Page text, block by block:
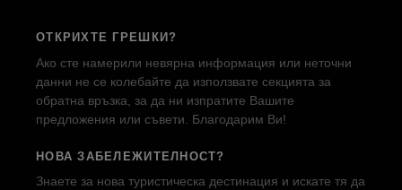
ОТКРИХТЕ ГРЕШКИ?
Ако сте намерили невярна информация или неточни
данни не се колебайте да използвате секцията за
обратна връзка, за да ни изпратите Вашите
предложения или съвети. Благодарим Ви!
НОВА ЗАБЕЛЕЖИТЕЛНОСТ?
Знаете за нова туристическа дестинация и искате тя да